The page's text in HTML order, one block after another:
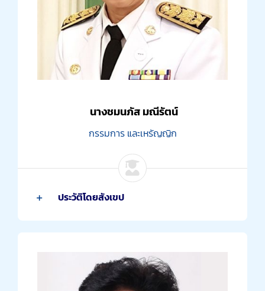
นางชมนภัส มณีรัตน์
กรรมการ และเหรัญญิก
ประวัติโดยสังเขป